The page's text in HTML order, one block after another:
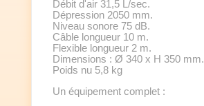
Débit d'air 31,5 L/sec.
Dépression 2050 mm.
Niveau sonore 75 dB.
Câble longueur 10 m.
Flexible longueur 2 m.
Dimensions : Ø 340 x H 350 mm.
Poids nu 5,8 kg
Un équipement complet :